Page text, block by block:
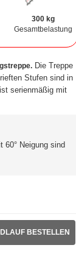
300 kg
Gesamtbelastung
Die Treppe
Stufen sind in
serienmäßig mit
60° Neigung sind
BESTELLEN